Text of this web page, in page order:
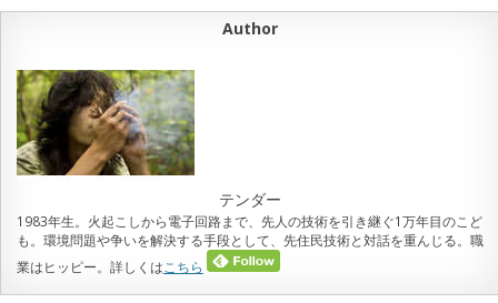
Author
テンダー
1983年生。火起こしから電子回路まで、先人の技術を引き継ぐ1万年目のこど
も。環境問題や争いを解決する手段として、先住民技術と対話を重んじる。職
業はヒッピー。詳しくはこちら